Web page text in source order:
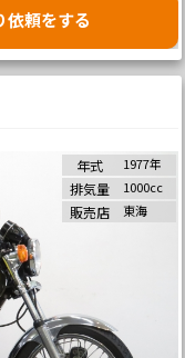
依頼をする
年式 1977年
排気量 1000cc
販売店 東海